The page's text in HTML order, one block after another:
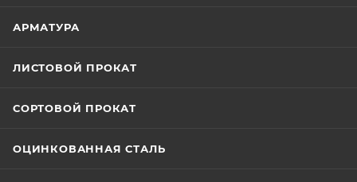
АРМАТУРА
ЛИСТОВОЙ ПРОКАТ
СОРТОВОЙ ПРОКАТ
ОЦИНКОВАННАЯ СТАЛЬ